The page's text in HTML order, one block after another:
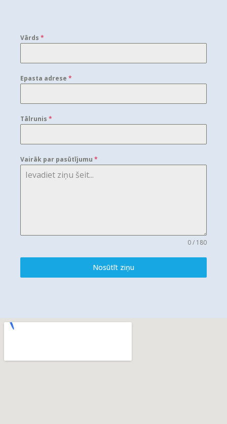
Vārds *
Epasta adrese *
Tālrunis *
Vairāk par pasūtījumu *
0 / 180
Nosūtīt ziņu